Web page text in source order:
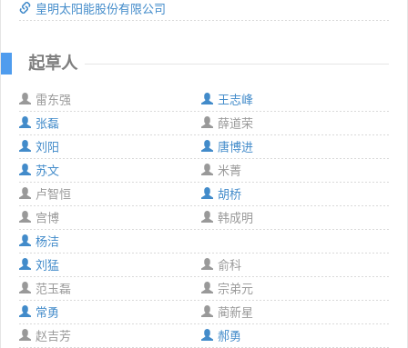
皇明太阳能股份有限公司
起草人
雷东强
王志峰
张磊
薛道荣
刘阳
唐博进
苏文
米菁
卢智恒
胡桥
宫博
韩成明
杨洁
刘猛
俞科
范玉磊
宗弟元
常勇
蔺新星
赵吉芳
郝勇